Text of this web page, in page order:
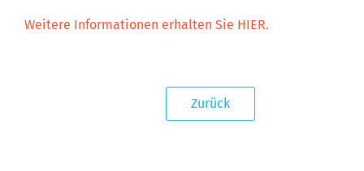
Weitere Informationen erhalten Sie HIER.
Zurück